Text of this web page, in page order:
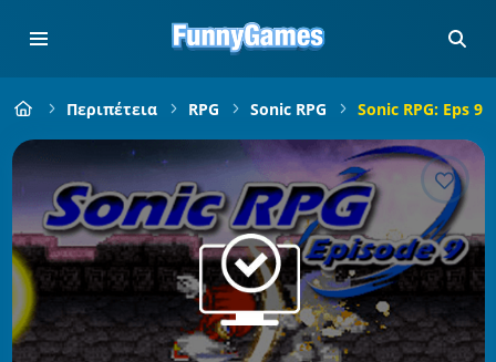
Περιπέτεια RPG Sonic RPG Sonic RPG: Eps 9